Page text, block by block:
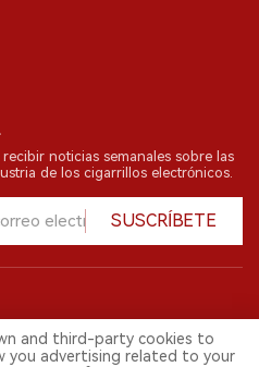
noticias semanales sobre las
de los cigarrillos electrónicos.
SUSCRÍBETE
Co.,Ltd. Todos los derechos
and third-party cookies to
you advertising related to your